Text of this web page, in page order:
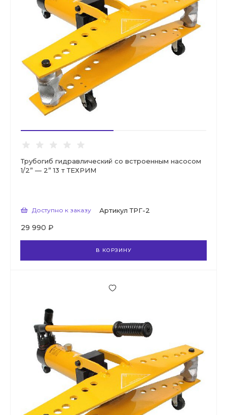
Трубогиб гидравлический со встроенным насосом
1/2” — 2” 13 т ТЕХРИМ
Доступно к заказу Артикул ТРГ-2
29 990 ₽
В КОРЗИНУ